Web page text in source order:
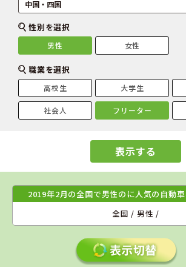
性別を選択
男性 女性
職業を選択
高校生 大学生
社会人 フリーター
表示する
2019年2月の全国で男性のに人気の自動
全国 / 男性 /